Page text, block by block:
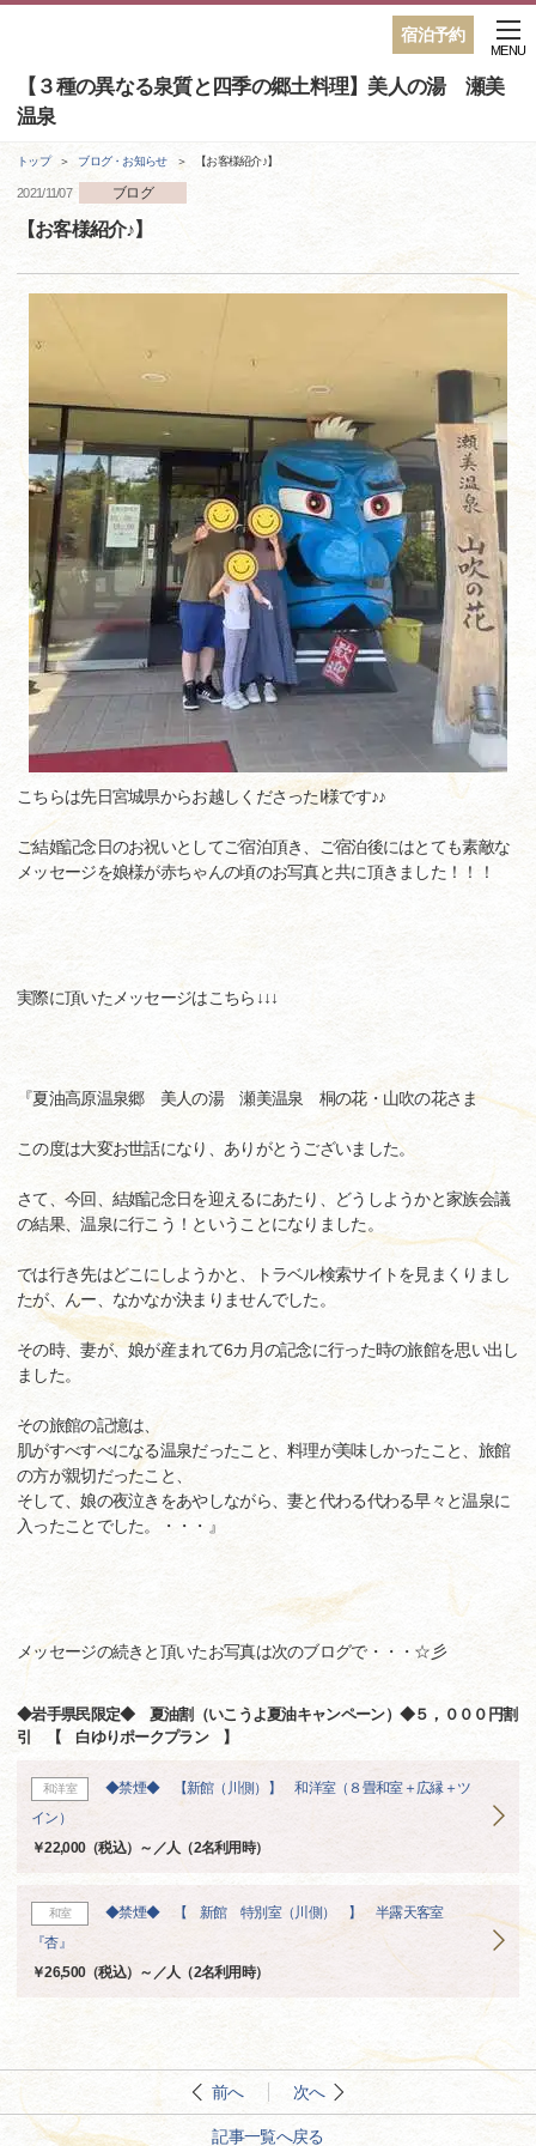
宿泊予約
【３種の異なる泉質と四季の郷土料理】美人の湯 瀬美
温泉
MENU
トップ ブログ・お知らせ 【お客様紹介♪】
2021/11/07 ブログ
【お客様紹介♪】
こちらは先日宮城県からお越しくださったI様です♪♪
ご結婚記念日のお祝いとしてご宿泊頂き、ご宿泊後にはとても素敵な
メッセージを娘様が赤ちゃんの頃のお写真と共に頂きました！！！
実際に頂いたメッセージはこちら↓↓↓
『夏油高原温泉郷 美人の湯 瀬美温泉 桐の花・山吹の花さま
この度は大変お世話になり、ありがとうございました。
さて、今回、結婚記念日を迎えるにあたり、どうしようかと家族会議
の結果、温泉に行こう！ということになりました。
では行き先はどこにしようかと、トラベル検索サイトを見まくりまし
たが、んー、なかなか決まりませんでした。
その時、妻が、娘が産まれて6カ月の記念に行った時の旅館を思い出し
ました。
その旅館の記憶は、
肌がすべすべになる温泉だったこと、料理が美味しかったこと、旅館
の方が親切だったこと、
そして、娘の夜泣きをあやしながら、妻と代わる代わる早々と温泉に
入ったことでした。・・・』
メッセージの続きと頂いたお写真は次のブログで・・・☆彡
◆岩手県民限定◆ 夏油割（いこうよ夏油キャンペーン）◆５，０００円割
引 【 白ゆりポークプラン 】
和洋室
◆禁煙◆ 【新館（川側）】 和洋室（８畳和室＋広縁＋ツ
イン）
￥22,000（税込）～／人（2名利用時）
和室
◆禁煙◆ 【 新館 特別室（川側） 】 半露天客室
『杏』
￥26,500（税込）～／人（2名利用時）
前へ 次へ
記事一覧へ戻る